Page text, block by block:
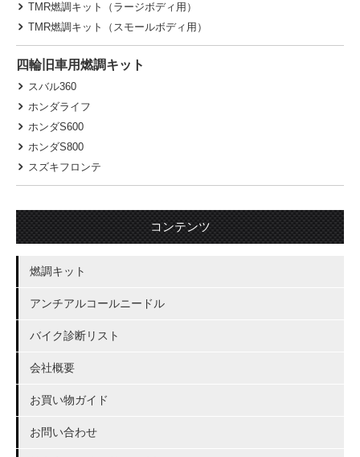
TMR燃調キット（ラージボディ用）
TMR燃調キット（スモールボディ用）
四輪旧車用燃調キット
スバル360
ホンダライフ
ホンダS600
ホンダS800
スズキフロンテ
コンテンツ
燃調キット
アンチアルコールニードル
バイク診断リスト
会社概要
お買い物ガイド
お問い合わせ